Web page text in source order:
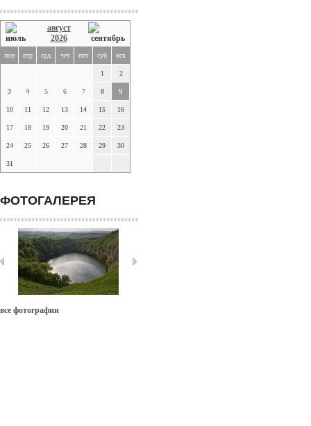
август
2026
пон втр срд чет пят суб вск
1 2
3 4 5 6 7 8 9
10 11 12 13 14 15 16
17 18 19 20 21 22 23
24 25 26 27 28 29 30
31
ФОТОГАЛЕРЕЯ
все фотографии